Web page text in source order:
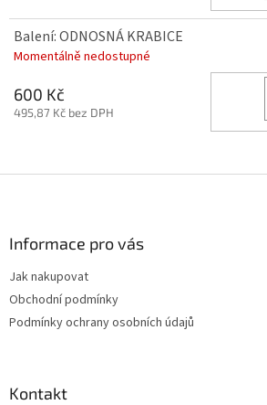
Balení: ODNOSNÁ KRABICE
Momentálně nedostupné
600 Kč
495,87 Kč bez DPH
Informace pro vás
Jak nakupovat
Obchodní podmínky
Podmínky ochrany osobních údajů
Kontakt